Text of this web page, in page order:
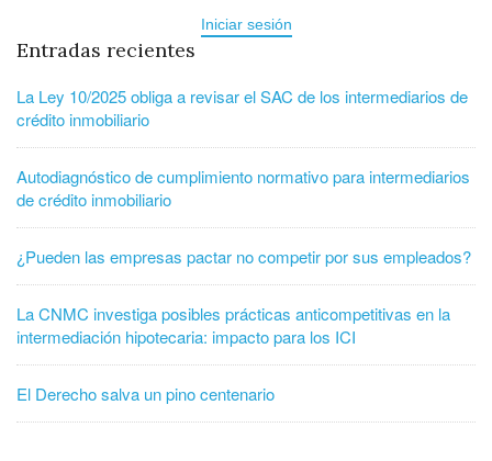
Iniciar sesión
Entradas recientes
La Ley 10/2025 obliga a revisar el SAC de los intermediarios de
crédito inmobiliario
Autodiagnóstico de cumplimiento normativo para intermediarios
de crédito inmobiliario
¿Pueden las empresas pactar no competir por sus empleados?
La CNMC investiga posibles prácticas anticompetitivas en la
intermediación hipotecaria: impacto para los ICI
El Derecho salva un pino centenario